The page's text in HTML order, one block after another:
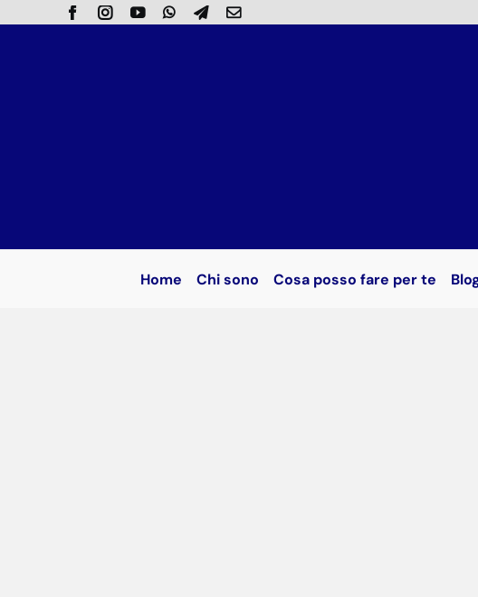
Home Chi sono Cosa posso fare per te